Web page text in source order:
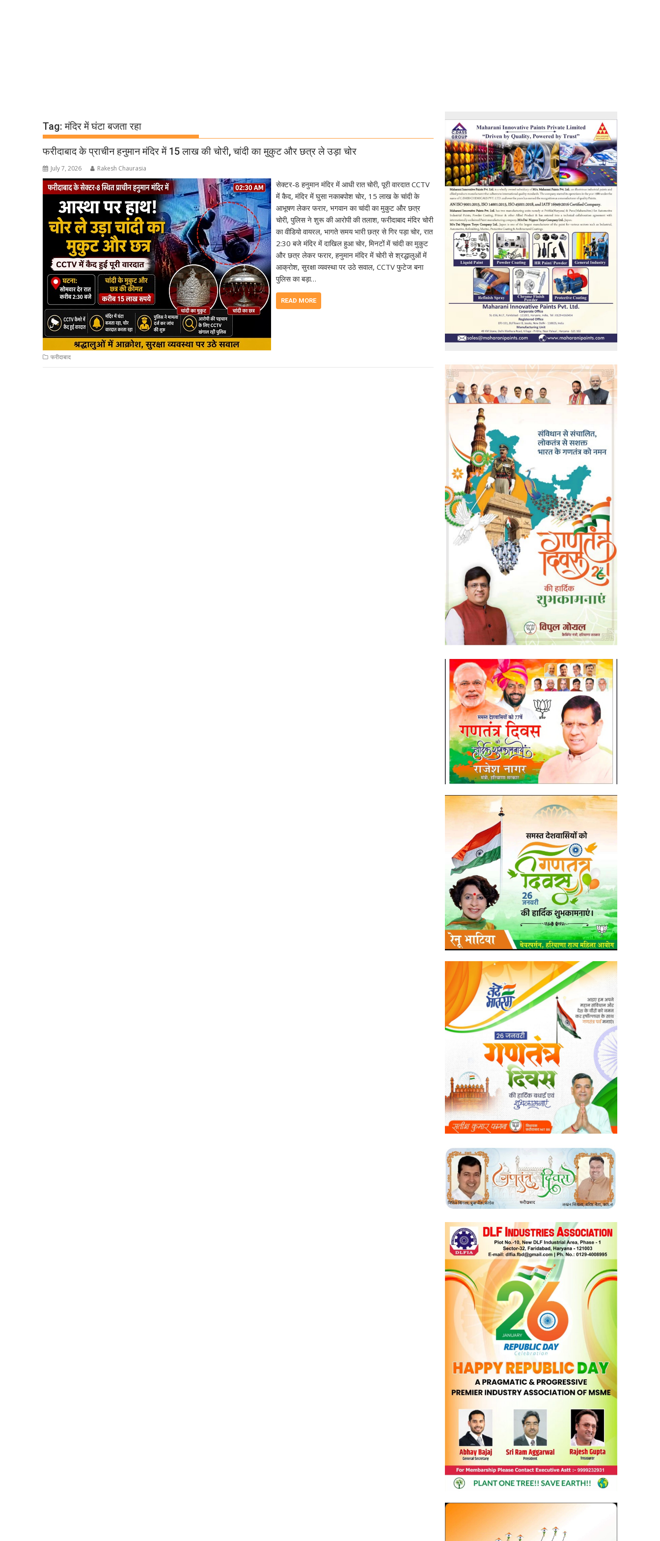
Tag:मंदिर में घंटा बजता रहा
फरीदाबाद के प्राचीन हनुमान मंदिर में 15 लाख की चोरी, चांदी का मुकुट और छत्र ले उड़ा चोर
July 7, 2026 Rakesh Chaurasia
सेक्टर-8 हनुमान मंदिर में आधी रात चोरी, पूरी वारदात CCTV
में कैद, मंदिर में घुसा नकाबपोश चोर, 15 लाख के चांदी के
आभूषण लेकर फरार, भगवान का चांदी का मुकुट और छत्र
चोरी, पुलिस ने शुरू की आरोपी की तलाश, फरीदाबाद मंदिर चोरी
का वीडियो वायरल, भागते समय भारी छत्र से गिर पड़ा चोर, रात
2:30 बजे मंदिर में दाखिल हुआ चोर, मिनटों में चांदी का मुकुट
और छत्र लेकर फरार, हनुमान मंदिर में चोरी से श्रद्धालुओं में
आक्रोश, सुरक्षा व्यवस्था पर उठे सवाल, CCTV फुटेज बना
पुलिस का बड़ा…
READ MORE
फरीदाबाद